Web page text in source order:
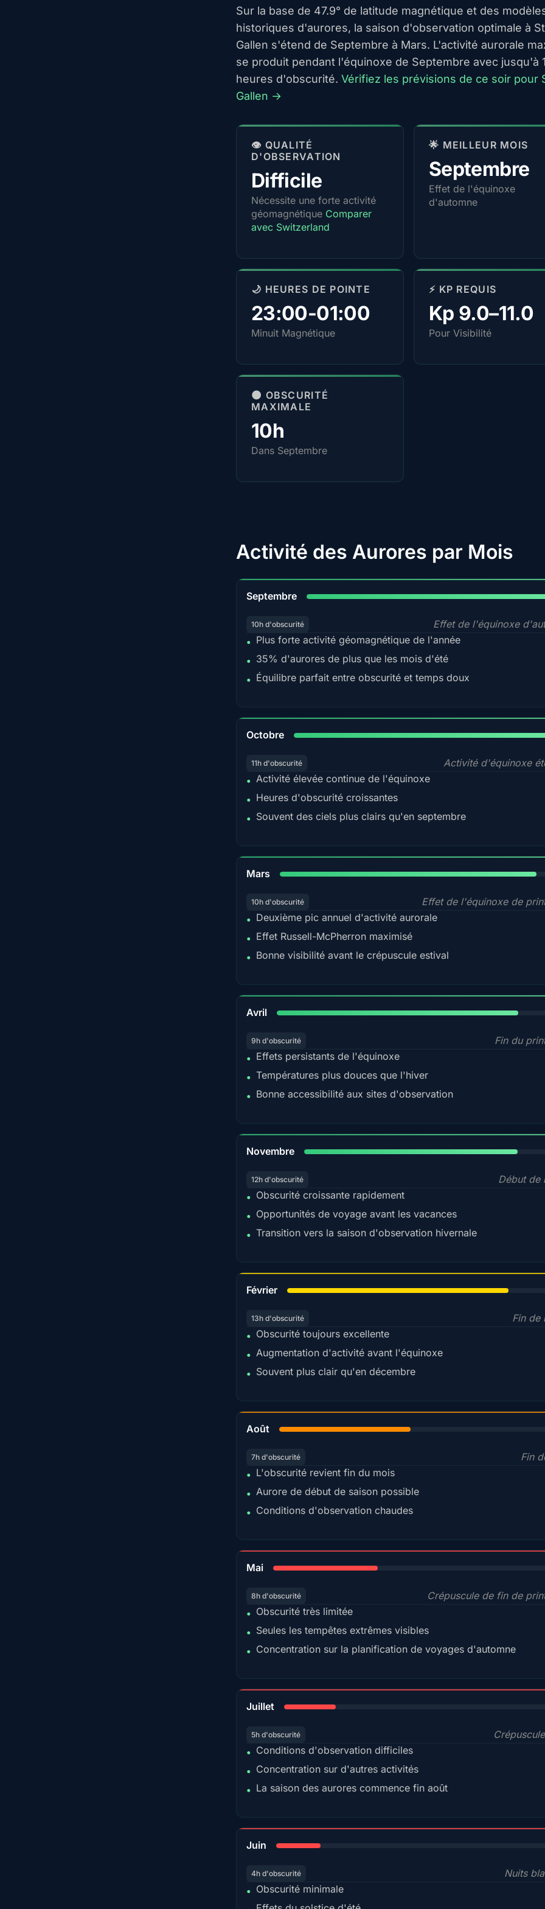
Sur la base de 47.9° de latitude magnétique et des
historiques d'aurores, la saison d'observation optimale à
Gallen s'étend de Septembre à Mars. L'activité aurorale
se produit pendant l'équinoxe de Septembre avec jusqu'à
heures d'obscurité. Vérifiez les prévisions de ce soir pour
Gallen →
👁️ QUALITÉ
D'OBSERVATION
Difficile
Nécessite une forte activité
géomagnétique Comparer
avec Switzerland
🌟 MEILLEUR MOIS
Septembre
Effet de l'équinoxe
d'automne
🌙 HEURES DE POINTE
23:00-01:00
Minuit Magnétique
⚡ KP REQUIS
Kp 9.0–11.0
Pour Visibilité
🌑 OBSCURITÉ
MAXIMALE
10h
Dans Septembre
Activité des Aurores par Mois
Septembre
10h d'obscurité
Effet de l'équinoxe
• Plus forte activité géomagnétique de l'année
• 35% d'aurores de plus que les mois d'été
• Équilibre parfait entre obscurité et temps doux
Octobre
11h d'obscurité
Activité d'équinoxe
• Activité élevée continue de l'équinoxe
• Heures d'obscurité croissantes
• Souvent des ciels plus clairs qu'en septembre
Mars
10h d'obscurité
Effet de l'équinoxe de
• Deuxième pic annuel d'activité aurorale
• Effet Russell-McPherron maximisé
• Bonne visibilité avant le crépuscule estival
Avril
9h d'obscurité
Fin du
• Effets persistants de l'équinoxe
• Températures plus douces que l'hiver
• Bonne accessibilité aux sites d'observation
Novembre
12h d'obscurité
Début de
• Obscurité croissante rapidement
• Opportunités de voyage avant les vacances
• Transition vers la saison d'observation hivernale
Février
13h d'obscurité
Fin de
• Obscurité toujours excellente
• Augmentation d'activité avant l'équinoxe
• Souvent plus clair qu'en décembre
Août
7h d'obscurité
Fin
• L'obscurité revient fin du mois
• Aurore de début de saison possible
• Conditions d'observation chaudes
Mai
8h d'obscurité
Crépuscule de fin de
• Obscurité très limitée
• Seules les tempêtes extrêmes visibles
• Concentration sur la planification de voyages d'automne
Juillet
5h d'obscurité
• Conditions d'observation difficiles
• Concentration sur d'autres activités
• La saison des aurores commence fin août
Juin
4h d'obscurité
Nuits
• Obscurité minimale